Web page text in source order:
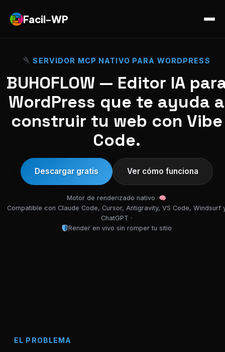
Facil-WP
SERVIDOR MCP NATIVO PARA WORDPRESS
BUHOFLOW — Editor IA
WordPress que te ayuda a
construir tu web con Vibe
Code.
Descargar gratis Ver cómo funciona
Motor de renderizado nativo ·
Compatible con Claude Code, Cursor, Antigravity, VS Code, Windsurf
ChatGPT ·
Render en vivo sin romper tu sitio
EL PROBLEMA